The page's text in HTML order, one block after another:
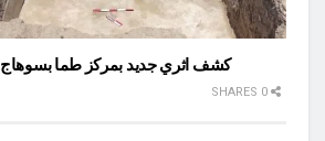
كشف اثري جديد بمركز طما بسوهاج